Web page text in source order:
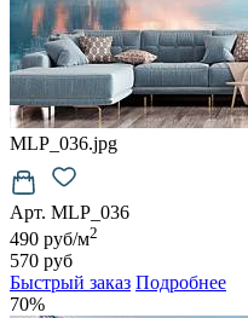
MLP_036.jpg
Арт. MLP_036
490 руб/м2
570 руб
Быстрый заказ Подробнее
70%